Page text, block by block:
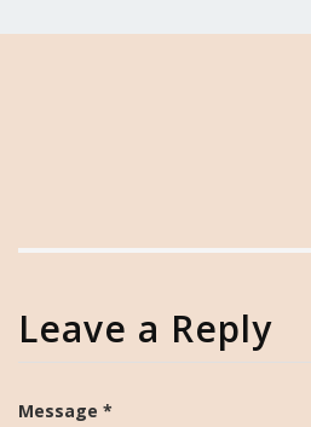
Leave a Reply
Message *